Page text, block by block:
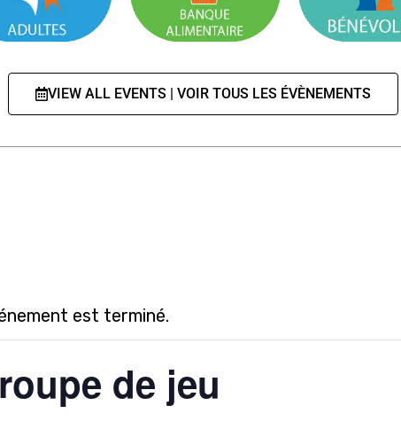
VIEW ALL EVENTS | VOIR TOUS LES ÉVÈNEMENTS
est terminé.
de jeu